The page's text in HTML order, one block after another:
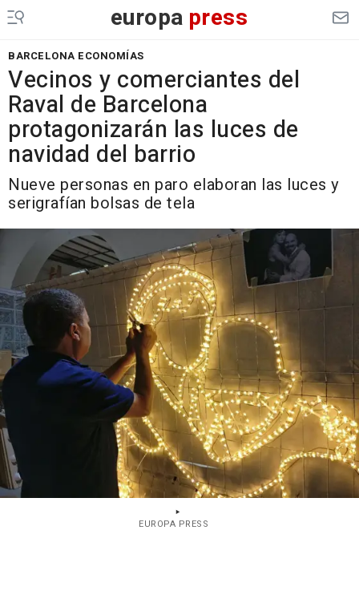
europa press
BARCELONA ECONOMÍAS
Vecinos y comerciantes del
Raval de Barcelona
protagonizarán las luces de
navidad del barrio
Nueve personas en paro elaboran las luces y
serigrafían bolsas de tela
EUROPA PRESS